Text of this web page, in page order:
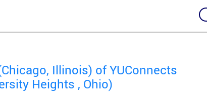
Illinois) of YUConnects
Heights , Ohio)